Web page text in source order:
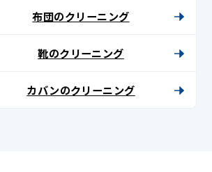
布団のクリーニング
靴のクリーニング
カバンのクリーニング